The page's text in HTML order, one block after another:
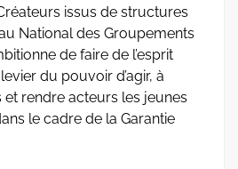
issus de structures
National des Groupements
de faire de l’esprit
du pouvoir d’agir, à
rendre acteurs les jeunes
le cadre de la Garantie